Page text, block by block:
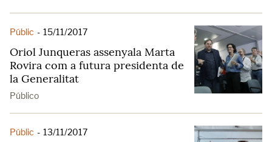
Públic - 15/11/2017
Oriol Junqueras assenyala Marta
Rovira com a futura presidenta de
la Generalitat
Público
Públic - 13/11/2017